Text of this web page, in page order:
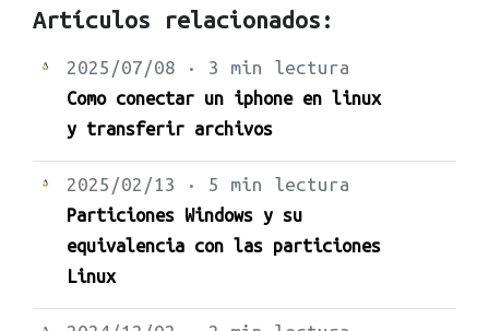
Artículos relacionados:
2025/07/08 · 3 min lectura
Como conectar un iphone en linux
y transferir archivos
2025/02/13 · 5 min lectura
Particiones Windows y su
equivalencia con las particiones
Linux